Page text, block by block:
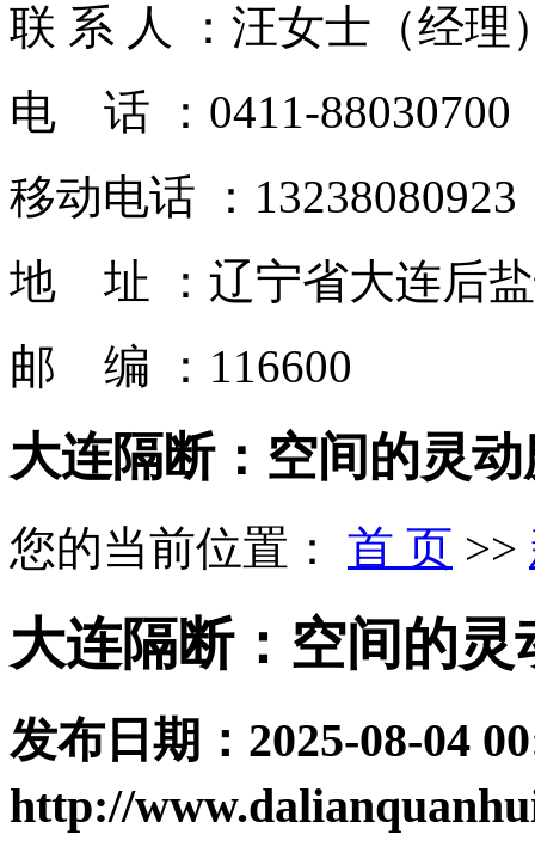
联 系 人 ：汪女士（经理
电 话 ：0411-88030700
移动电话 ：13238080923
地 址 ：辽宁省大连后
邮 编 ：116600
大连隔断：空间的灵
您的当前位置： 首 页 >>
大连隔断：空间的灵
发布日期： 2025-08-04
http://